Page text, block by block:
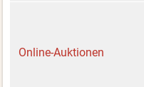
Online-Auktionen